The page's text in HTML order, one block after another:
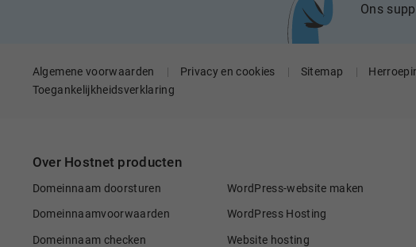
Ons
Algemene voorwaarden Privacy en cookies Sitemap
Toegankelijkheidsverklaring
Over Hostnet producten
Domeinnaam doorsturen
Domeinnaamvoorwaarden
Domeinnaam checken
WordPress-website maken
WordPress Hosting
Website hosting